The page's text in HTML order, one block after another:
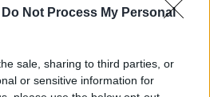
Do Not Process My Personal
sale, sharing to third parties, or
or sensitive information for